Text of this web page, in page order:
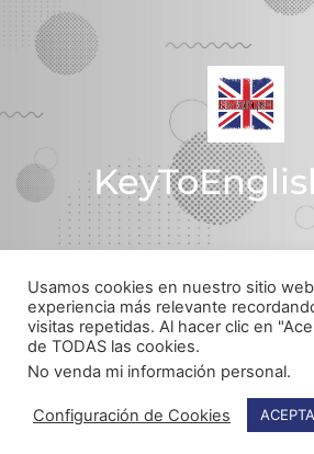
Política de Privacidad
© Todos los derechos reservados
Web realizada porpachecojam.com
Usamos cookies en nuestro sitio
experiencia más relevante
visitas repetidas. Al hacer clic en
de TODAS las cookies.
No venda mi información personal.
Configuración de Cookies